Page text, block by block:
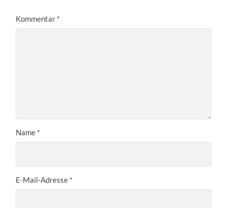
Kommentar *
Name *
E-Mail-Adresse *